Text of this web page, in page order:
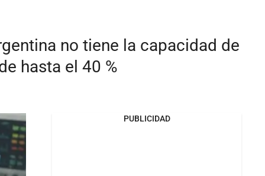
no tiene la capacidad de
hasta el 40 %
PUBLICIDAD